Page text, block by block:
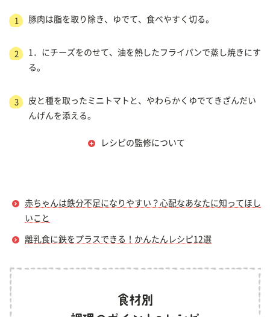
1 豚肉は脂を取り除き、ゆでて、食べやすく切る。
2
1．にチーズをのせて、油を熱したフライパンで蒸し焼きにす
る。
3
皮と種を取ったミニトマトと、やわらかくゆでてきざんだい
んげんを添える。
レシピの監修について
赤ちゃんは鉄分不足になりやすい？心配なあなたに知ってほし
いこと
離乳食に鉄をプラスできる！かんたんレシピ12選